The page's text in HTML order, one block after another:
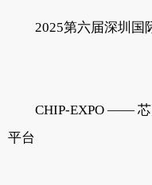
2025第六届深圳国
CHIP-EXPO ——
平台